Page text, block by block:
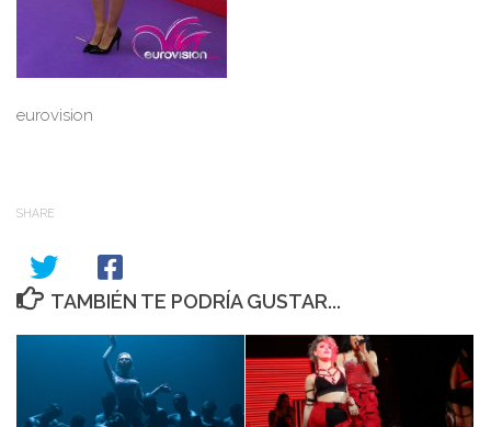
eurovision
SHARE
TAMBIÉN TE PODRÍA GUSTAR...